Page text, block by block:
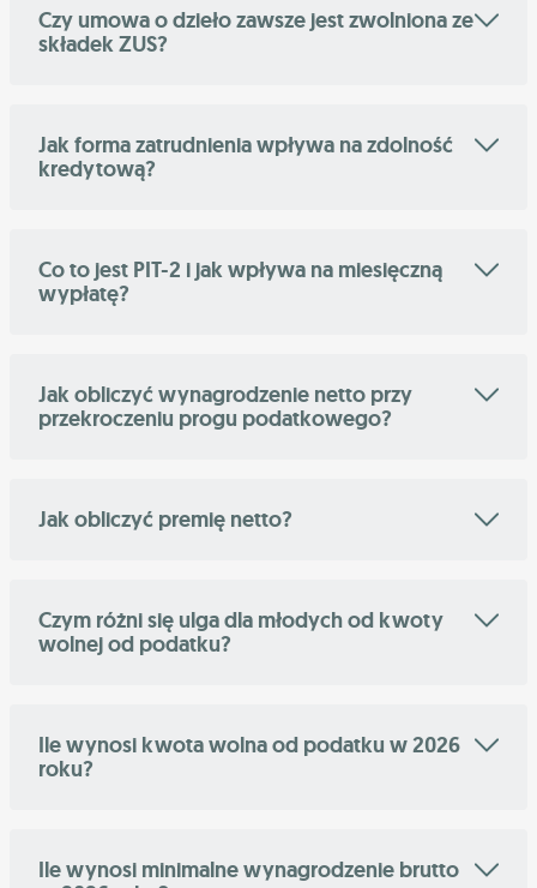
Czy umowa o dzieło zawsze jest zwolniona ze
składek ZUS?
Jak forma zatrudnienia wpływa na zdolność
kredytową?
Co to jest PIT-2 i jak wpływa na miesięczną
wypłatę?
Jak obliczyć wynagrodzenie netto przy
przekroczeniu progu podatkowego?
Jak obliczyć premię netto?
Czym różni się ulga dla młodych od kwoty
wolnej od podatku?
Ile wynosi kwota wolna od podatku w 2026
roku?
Ile wynosi minimalne wynagrodzenie brutto